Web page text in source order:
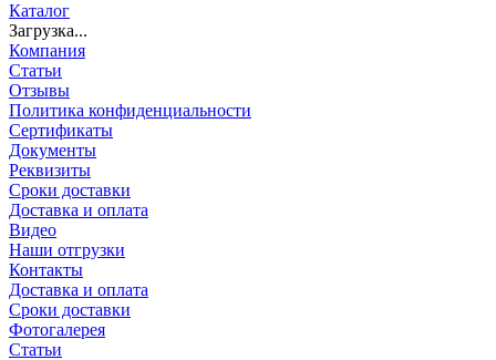
Каталог
Загрузка...
Компания
Статьи
Отзывы
Политика конфиденциальности
Сертификаты
Документы
Реквизиты
Сроки доставки
Доставка и оплата
Видео
Наши отгрузки
Контакты
Доставка и оплата
Сроки доставки
Фотогалерея
Статьи